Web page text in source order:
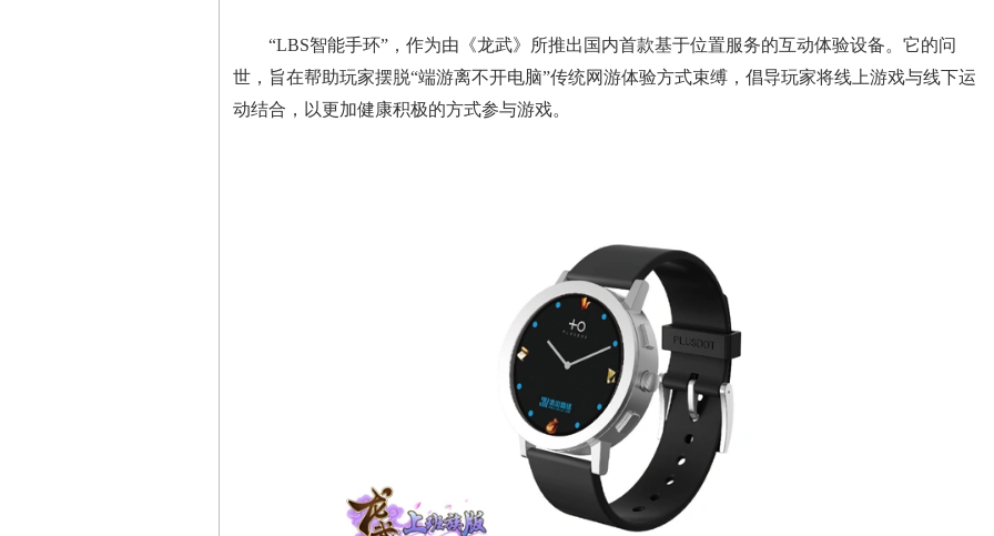
“LBS智能手环”，作为由《龙武》所推出国内首款基于位置服务的互动体验设备。它的问
世，旨在帮助玩家摆脱“端游离不开电脑”传统网游体验方式束缚，倡导玩家将线上游戏与线下运
动结合，以更加健康积极的方式参与游戏。